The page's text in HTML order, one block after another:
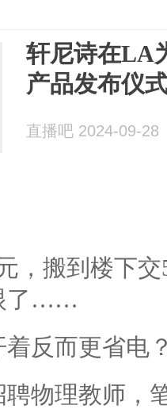
轩尼诗在LA
产品发布仪
直播吧 2024-09-28
，搬到楼下
了……
着反而更省电
物理教师，